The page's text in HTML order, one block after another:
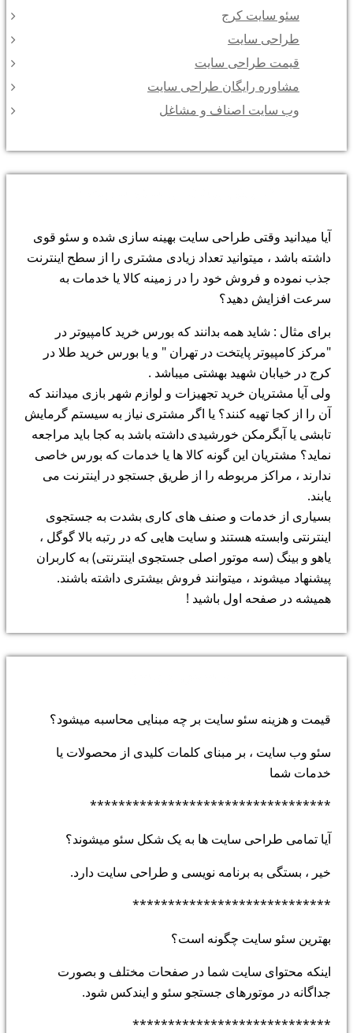
سئو سایت کرج
طراحی سایت
قیمت طراحی سایت
مشاوره رایگان طراحی سایت
وب سایت اصناف و مشاغل
آیا میدانید وقتی طراحی سایت بهینه سازی شده و سئو قوی
داشته باشد ، میتوانید تعداد زیادی مشتری را از سطح اینترنت
جذب نموده و فروش خود را در زمینه کالا یا خدمات به
سرعت افزایش دهید؟
برای مثال : شاید همه بدانند که بورس خرید کامپیوتر در
"مرکز کامپیوتر پایتخت در تهران " و یا بورس خرید طلا در
کرج در خیابان شهید بهشتی میباشد .
ولی آیا مشتریان خرید تجهیزات و لوازم شهر بازی میدانند که
آن را از کجا تهیه کنند؟ یا اگر مشتری نیاز به سیستم گرمایش
تابشی یا آبگرمکن خورشیدی داشته باشد به کجا باید مراجعه
نماید؟ مشتریان این گونه کالا ها یا خدمات که بورس خاصی
ندارند ، مراکز مربوطه را از طریق جستجو در اینترنت می
یابند.
بسیاری از خدمات و صنف های کاری بشدت به جستجوی
اینترنتی وابسته هستند و سایت هایی که در رتبه بالا گوگل ،
یاهو و بینگ (سه موتور اصلی جستجوی اینترنتی) به کاربران
پیشنهاد میشوند ، میتوانند فروش بیشتری داشته باشند.
همیشه در صفحه اول باشید !
قیمت و هزینه سئو سایت بر چه مبنایی محاسبه میشود؟
سئو وب سایت ، بر مبنای کلمات کلیدی از محصولات یا
خدمات شما
**********************************
آیا تمامی طراحی سایت ها به یک شکل سئو میشوند؟
خیر ، بستگی به برنامه نویسی و طراحی سایت دارد.
****************************
بهترین سئو سایت چگونه است؟
اینکه محتوای سایت شما در صفحات مختلف و بصورت
جداگانه در موتورهای جستجو سئو و ایندکس شود.
****************************